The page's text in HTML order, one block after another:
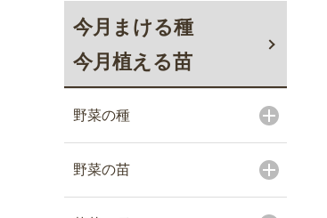
今月まける種
今月植える苗
野菜の種
野菜の苗